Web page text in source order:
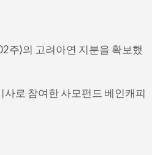
주)의 고려아연 지분을 확보했
로 참여한 사모펀드 베인캐피